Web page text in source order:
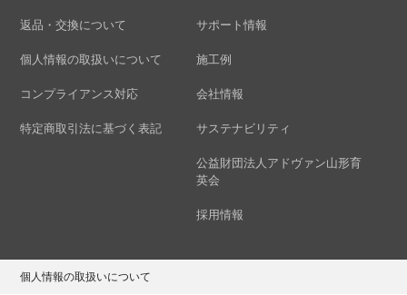
返品・交換について
個人情報の取扱いについて
コンプライアンス対応
特定商取引法に基づく表記
サポート情報
施工例
会社情報
サステナビリティ
公益財団法人アドヴァン山形育
英会
採用情報
個人情報の取扱いについて